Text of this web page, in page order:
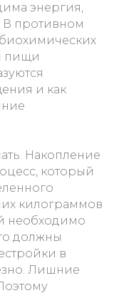
энергия,
В противном
пищи
и как
Накопление
который
килограммов
необходимо
должны
в
Лишние